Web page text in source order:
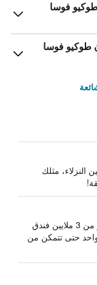
فوسا
طوكيو فوسا
النزلاء، مثلك
يبحث HotelsCombined في أكثر من 3 ملايين فندق
حتى تتمكن من